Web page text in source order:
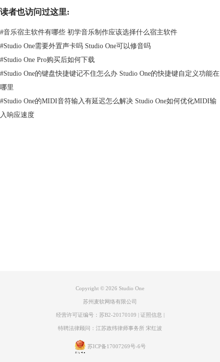
音”这几个选项之一，如果同时选择了多个选项，相应的在自动化过程中
就会同时显示所选择的这几个选项，当然这个设定还是需要根据每个人的
图 4 MIDI菜单
控制台页面的选项可以根据自己的实际使用习惯来进行选择。例如，如果
需要实时监听，可以将“录音轨道实时监听”、“录乐器轨实时监听”等选项
读者也访问过这里:
#音乐宿主软件有哪些 初学音乐制作应该选择什么宿主软件
#Studio One需要外置声卡吗 Studio One可以修音吗
#Studio One Pro购买后如何下载
#Studio One的键盘快捷键记不住怎么办 Studio One的快捷键自定义功能在
哪里
#Studio One的MIDI音符输入有延迟怎么解决 Studio One如何优化MIDI输
入响应速度
Copyright © 2026 Studio One
苏州麦软网络有限公司
经营许可证编号：苏B2-20170109 证照信息
特聘法律顾问：江苏政纬律师事务所 宋红波
苏ICP备17007269号-6号